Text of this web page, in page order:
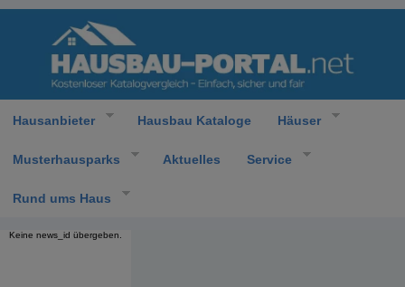
Hausanbieter Hausbau Kataloge Häuser
Musterhausparks Aktuelles Service
Rund ums Haus
Keine news_id übergeben.